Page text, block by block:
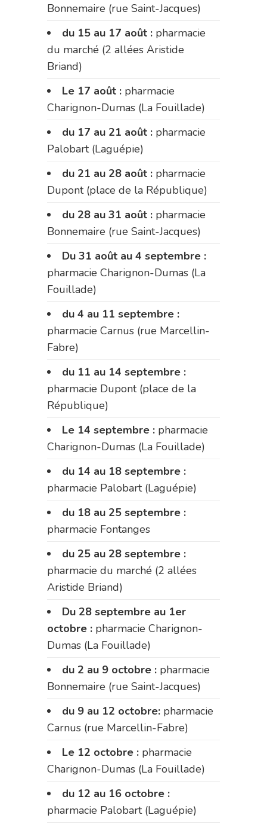
Bonnemaire (rue Saint-Jacques)
du 15 au 17 août : pharmacie
du marché (2 allées Aristide
Briand)
Le 17 août : pharmacie
Charignon-Dumas (La Fouillade)
du 17 au 21 août : pharmacie
Palobart (Laguépie)
du 21 au 28 août : pharmacie
Dupont (place de la République)
du 28 au 31 août : pharmacie
Bonnemaire (rue Saint-Jacques)
Du 31 août au 4 septembre :
pharmacie Charignon-Dumas (La
Fouillade)
du 4 au 11 septembre :
pharmacie Carnus (rue Marcellin-
Fabre)
du 11 au 14 septembre :
pharmacie Dupont (place de la
République)
Le 14 septembre : pharmacie
Charignon-Dumas (La Fouillade)
du 14 au 18 septembre :
pharmacie Palobart (Laguépie)
du 18 au 25 septembre :
pharmacie Fontanges
du 25 au 28 septembre :
pharmacie du marché (2 allées
Aristide Briand)
Du 28 septembre au 1er
octobre : pharmacie Charignon-
Dumas (La Fouillade)
du 2 au 9 octobre : pharmacie
Bonnemaire (rue Saint-Jacques)
du 9 au 12 octobre: pharmacie
Carnus (rue Marcellin-Fabre)
Le 12 octobre : pharmacie
Charignon-Dumas (La Fouillade)
du 12 au 16 octobre :
pharmacie Palobart (Laguépie)